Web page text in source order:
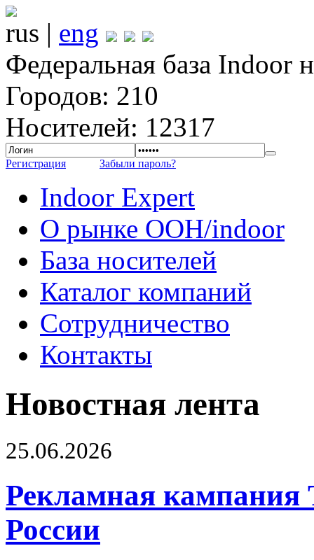
rus | eng
Федеральная база Indoor
Городов: 210
Носителей: 12317
Регистрация Забыли пароль?
Indoor Expert
О рынке OOH/indoor
База носителей
Каталог компаний
Сотрудничество
Контакты
Новостная лента
25.06.2026
Рекламная кампания
России